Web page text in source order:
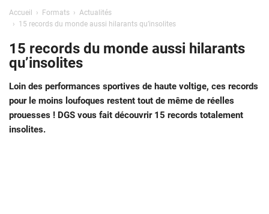
Accueil Formats
Actualités
15 records du monde aussi hilarants qu’insolites
15 records du monde aussi hilarants
qu’insolites
Loin des performances sportives de haute voltige, ces records
pour le moins loufoques restent tout de même de réelles
prouesses ! DGS vous fait découvrir 15 records totalement
insolites.